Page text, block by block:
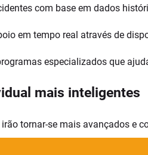
com base em dados
em tempo real através de
especializados que
mais inteligentes
irão tornar-se mais avançados e